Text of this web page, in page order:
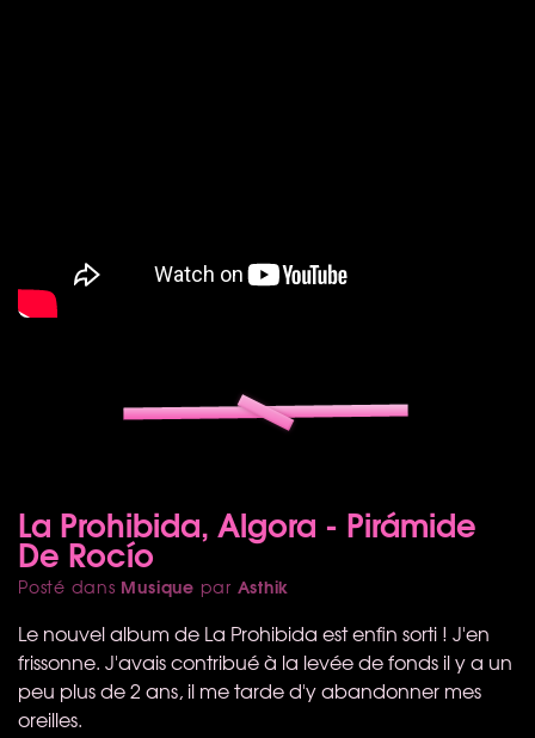
La Prohibida, Algora - Pirámide
De Rocío
Posté dans Musique par Asthik
Le nouvel album de La Prohibida est enfin sorti ! J'en
frissonne. J'avais contribué à la levée de fonds il y a un
peu plus de 2 ans, il me tarde d'y abandonner mes
oreilles.